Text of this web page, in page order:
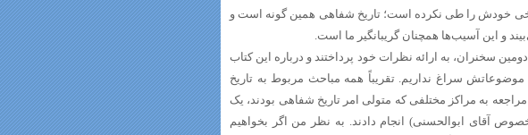
خودش را طی نکرده است؛ تاریخ شفاهی همین گونه است و
و این آسیب‌ها همچنان گریبانگیر ما است.
سخنران، به ارائه نظرات خود پرداختند و درباره این کتاب
سراغ نداریم. تقریباً همه مباحث مربوط به تاریخ
به مراکز مختلفی که متولی امر تاریخ شفاهی بودند، یک
آقای ابوالحسنی) انجام دادند. به نظر من اگر بخواهیم